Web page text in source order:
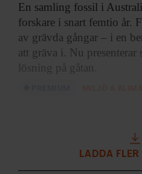
En samling fossil i
forskare i snart femtio år.
av grävda gångar – i en
att gräva i. Nu presenterar
lösning på gåtan.
LADDA